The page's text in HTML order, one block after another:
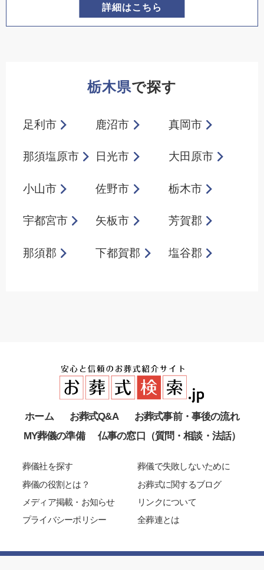
詳細はこちら
栃木県で探す
足利市 鹿沼市 真岡市
那須塩原市 日光市 大田原市
小山市 佐野市 栃木市
宇都宮市 矢板市 芳賀郡
那須郡 下都賀郡 塩谷郡
ホーム お葬式Q&A
お葬式事前・事後の流れ
MY葬儀の準備
仏事の窓口（質問・相談・法話）
葬儀社を探す
葬儀で失敗しないために
葬儀の役割とは？
お葬式に関するブログ
メディア掲載・お知らせ
リンクについて
プライバシーポリシー
全葬連とは